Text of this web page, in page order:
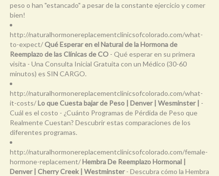
peso o han "estancado" a pesar de la constante ejercicio y comer
bien!
http://naturalhormonereplacementclinicsofcolorado.com/what-
to-expect/Qué Esperar en el Natural de la Hormona de
Reemplazo de las Clínicas de CO - Qué esperar en su primera
visita - Una Consulta Inicial Gratuita con un Médico (30-60
minutos) es SIN CARGO.
http://naturalhormonereplacementclinicsofcolorado.com/what-
it-costs/Lo que Cuesta bajar de Peso | Denver | Wesminster | -
Cuál es el costo - ¿Cuánto Programas de Pérdida de Peso que
Realmente Cuestan? Descubrir estas comparaciones de los
diferentes programas.
http://naturalhormonereplacementclinicsofcolorado.com/female-
hormone-replacement/Hembra De Reemplazo Hormonal |
Denver | Cherry Creek | Westminster- Descubra cómo la Hembra